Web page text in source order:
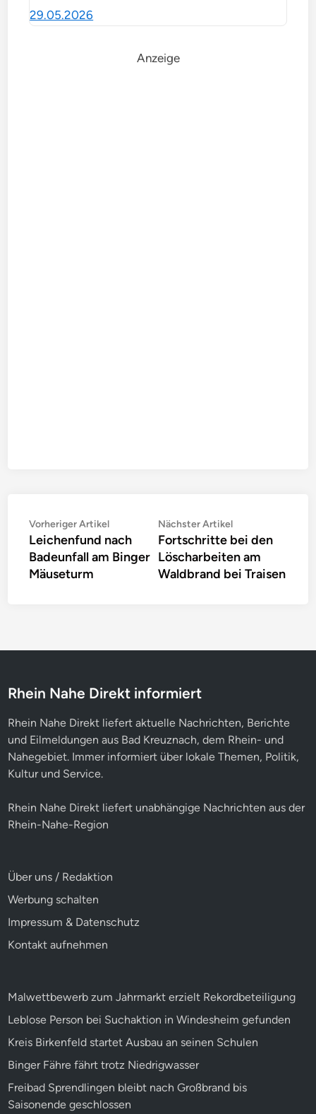
29.05.2026
Anzeige
Beitragsnavigation
Vorheriger ArtikelVorheriger
Artikel:
Leichenfund nach
Badeunfall am Binger
Mäuseturm
Nächster ArtikelNächster
Artikel:
Fortschritte bei den
Löscharbeiten am
Waldbrand bei Traisen
Rhein Nahe Direkt informiert
Rhein Nahe Direkt liefert aktuelle Nachrichten, Berichte
und Eilmeldungen aus Bad Kreuznach, dem Rhein- und
Nahegebiet. Immer informiert über lokale Themen, Politik,
Kultur und Service.
Rhein Nahe Direkt liefert unabhängige Nachrichten aus der
Rhein-Nahe-Region
Über uns / Redaktion
Werbung schalten
Impressum & Datenschutz
Kontakt aufnehmen
Malwettbewerb zum Jahrmarkt erzielt Rekordbeteiligung
Leblose Person bei Suchaktion in Windesheim gefunden
Kreis Birkenfeld startet Ausbau an seinen Schulen
Binger Fähre fährt trotz Niedrigwasser
Freibad Sprendlingen bleibt nach Großbrand bis
Saisonende geschlossen